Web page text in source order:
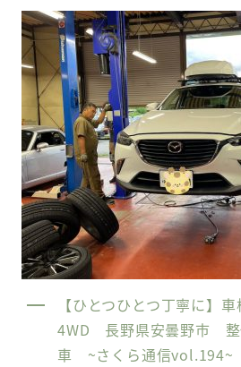
【ひとつひとつ丁寧に】
4WD 長野県安曇野市
車 ~さくら通信vol.194~